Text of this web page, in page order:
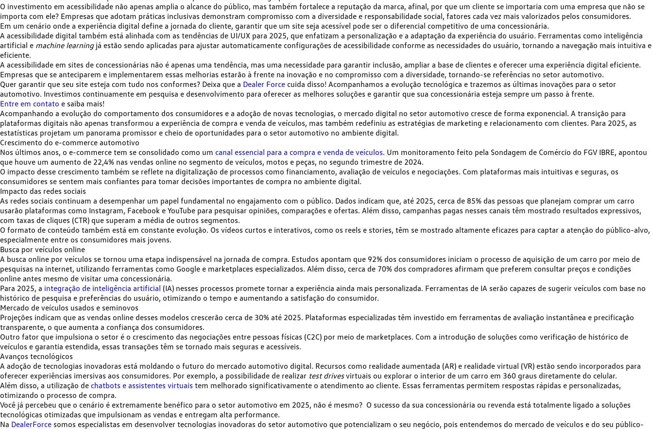
O investimento em acessibilidade não apenas amplia o alcance do público, mas também fortalece a reputação da marca, afinal, por que um cliente se importaria com uma empresa que não se
importa com ele? Empresas que adotam práticas inclusivas demonstram compromisso com a diversidade e responsabilidade social, fatores cada vez mais valorizados pelos consumidores.
Em um cenário onde a experiência digital define a jornada do cliente, garantir que um site seja acessível pode ser o diferencial competitivo de uma concessionária.
A acessibilidade digital também está alinhada com as tendências de UI/UX para 2025, que enfatizam a personalização e a adaptação da experiência do usuário. Ferramentas como inteligência
artificial e machine learningjá estão sendo aplicadas para ajustar automaticamente configurações de acessibilidade conforme as necessidades do usuário, tornando a navegação mais intuitiva e
eficiente.
A acessibilidade em sites de concessionárias não é apenas uma tendência, mas uma necessidade para garantir inclusão, ampliar a base de clientes e oferecer uma experiência digital eficiente.
Empresas que se anteciparem e implementarem essas melhorias estarão à frente na inovação e no compromisso com a diversidade, tornando-se referências no setor automotivo.
Quer garantir que seu site esteja com tudo nos conformes? Deixa que a Dealer Force cuida disso! Acompanhamos a evolução tecnológica e trazemos as últimas inovações para o setor
automotivo. Investimos continuamente em pesquisa e desenvolvimento para oferecer as melhores soluções e garantir que sua concessionária esteja sempre um passo à frente.
Entre em contato e saiba mais!
Acompanhando a evolução do comportamento dos consumidores e a adoção de novas tecnologias, o mercado digital no setor automotivo cresce de forma exponencial. A transição para
plataformas digitais não apenas transformou a experiência de compra e venda de veículos, mas também redefiniu as estratégias de marketing e relacionamento com clientes. Para 2025, as
estatísticas projetam um panorama promissor e cheio de oportunidades para o setor automotivo no ambiente digital.
Crescimento do e-commerce automotivo
Nos últimos anos, o e-commerce tem se consolidado como um canal essencial para a compra e venda de veículos. Um monitoramento feito pela Sondagem de Comércio do FGV IBRE, apontou
que houve um aumento de 22,4% nas vendas online no segmento de veículos, motos e peças, no segundo trimestre de 2024.
O impacto desse crescimento também se reflete na digitalização de processos como financiamento, avaliação de veículos e negociações. Com plataformas mais intuitivas e seguras, os
consumidores se sentem mais confiantes para tomar decisões importantes de compra no ambiente digital.
Impacto das redes sociais
As redes sociais continuam a desempenhar um papel fundamental no engajamento com o público. Dados indicam que, até 2025, cerca de 85% das pessoas que planejam comprar um carro
usarão plataformas como Instagram, Facebook e YouTube para pesquisar opiniões, comparações e ofertas. Além disso, campanhas pagas nesses canais têm mostrado resultados expressivos,
com taxas de cliques (CTR) que superam a média de outros segmentos.
O formato de conteúdo também está em constante evolução. Os vídeos curtos e interativos, como os reels e stories, têm se mostrado altamente eficazes para captar a atenção do público-alvo,
especialmente entre os consumidores mais jovens.
Busca por veículos online
A busca online por veículos se tornou uma etapa indispensável na jornada de compra. Estudos apontam que 92% dos consumidores iniciam o processo de aquisição de um carro por meio de
pesquisas na internet, utilizando ferramentas como Google e marketplaces especializados. Além disso, cerca de 70% dos compradores afirmam que preferem consultar preços e condições
online antes mesmo de visitar uma concessionária.
Para 2025, a integração de inteligência artificial (IA) nesses processos promete tornar a experiência ainda mais personalizada. Ferramentas de IA serão capazes de sugerir veículos com base no
histórico de pesquisa e preferências do usuário, otimizando o tempo e aumentando a satisfação do consumidor.
Mercado de veículos usados e seminovos
Projeções indicam que as vendas online desses modelos crescerão cerca de 30% até 2025. Plataformas especializadas têm investido em ferramentas de avaliação instantânea e precificação
transparente, o que aumenta a confiança dos consumidores.
Outro fator que impulsiona o setor é o crescimento das negociações entre pessoas físicas (C2C) por meio de marketplaces. Com a introdução de soluções como verificação de histórico de
veículos e garantia estendida, essas transações têm se tornado mais seguras e acessíveis.
Avanços tecnológicos
A adoção de tecnologias inovadoras está moldando o futuro do mercado automotivo digital. Recursos como realidade aumentada (AR) e realidade virtual (VR) estão sendo incorporados para
oferecer experiências imersivas aos consumidores. Por exemplo, a possibilidade de realizar test drivesvirtuais ou explorar o interior de um carro em 360 graus diretamente do celular.
Além disso, a utilização de chatbots e assistentes virtuais tem melhorado significativamente o atendimento ao cliente. Essas ferramentas permitem respostas rápidas e personalizadas,
otimizando o processo de compra.
Você já percebeu que o cenário é extremamente benéfico para o setor automotivo em 2025, não é mesmo? O sucesso da sua concessionária ou revenda está totalmente ligado a soluções
tecnológicas otimizadas que impulsionam as vendas e entregam alta performance.
Na DealerForce somos especialistas em desenvolver tecnologias inovadoras do setor automotivo que potencializam o seu negócio, pois entendemos do mercado de veículos e do seu público-